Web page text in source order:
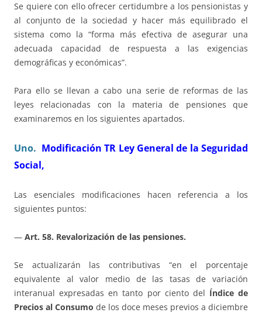
Se quiere con ello ofrecer certidumbre a los pensionistas y
al conjunto de la sociedad y hacer más equilibrado el
sistema como la “forma más efectiva de asegurar una
adecuada capacidad de respuesta a las exigencias
demográficas y económicas”.
Para ello se llevan a cabo una serie de reformas de las
leyes relacionadas con la materia de pensiones que
examinaremos en los siguientes apartados.
Uno. ModificaciónTR Ley General de la Seguridad
Social,
Las esenciales modificaciones hacen referencia a los
siguientes puntos:
— Art. 58. Revalorización de las pensiones.
Se actualizarán las contributivas “en el porcentaje
equivalente al valor medio de las tasas de variación
interanual expresadas en tanto por ciento del Índice de
Precios al Consumo de los doce meses previos a diciembre